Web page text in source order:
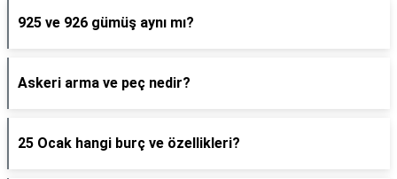
925 ve 926 gümüş aynı mı?
Askeri arma ve peç nedir?
25 Ocak hangi burç ve özellikleri?